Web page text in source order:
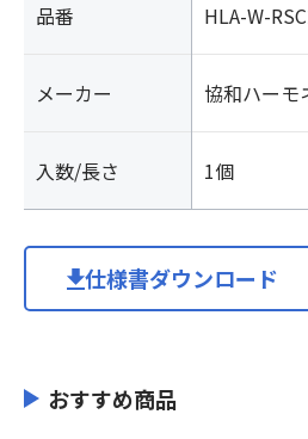
品番 HLA-W-
メーカー 協和ハーモ
入数/長さ 1個
仕様書ダウンロード
おすすめ商品